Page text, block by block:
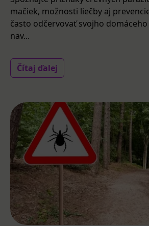
mačiek, možnosti liečby aj
často odčervovať svojho
nav...
Čítaj ďalej